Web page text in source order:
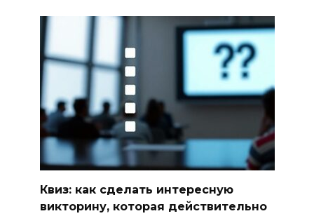
Квиз: как сделать интересную
викторину, которая действительно